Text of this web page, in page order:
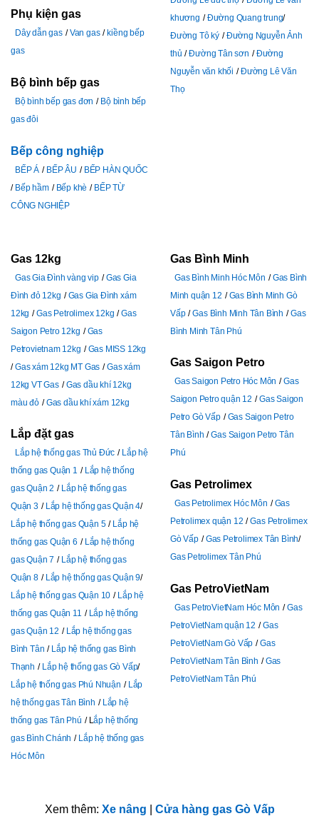
Phụ kiện gas
Dây dẫn gas Van gas
kiềng bếp
gas
Bộ bình bếp gas
Bộ bình bếp gas đơn
Bộ bình bếp
gas đôi
Bếp công nghiệp
BẾP Á BẾP ÂU
BẾP HÀN QUỐC
Bếp hầm
Bếp khè
BẾP TỪ
CÔNG NGHIỆP
khương
Đường Quang trung
Đường Tô ký
Đường Nguyễn Ảnh
thủ
Đường Tân sơn
Đường
Nguyễn văn khối
Đường Lê Văn
Thọ
Gas 12kg
Gas Gia Đình vàng vip
Gas Gia
Đình đỏ 12kg
Gas Gia Đình xám
12kg
Gas Petrolimex 12kg
Gas
Saigon Petro 12kg
Gas
Petrovietnam 12kg
Gas MISS 12kg
Gas xám 12kg MT Gas
Gas xám
12kg VT Gas
Gas dầu khí 12kg
màu đỏ
Gas dầu khí xám 12kg
Lắp đặt gas
Lắp hệ thống gas Thủ Đức
Lắp hệ
thống gas Quận 1
Lắp hệ thống
gas Quận 2
Lắp hệ thống gas
Quận 3
Lắp hệ thống gas Quận 4
Lắp hệ thống gas Quận 5
Lắp hệ
thống gas Quận 6
Lắp hệ thống
gas Quận 7
Lắp hệ thống gas
Quận 8
Lắp hệ thống gas Quận 9
Lắp hệ thống gas Quận 10
Lắp hệ
thống gas Quận 11
Lắp hệ thống
gas Quận 12
Lắp hệ thống gas
Bình Tân
Lắp hệ thống gas Bình
Thạnh
Lắp hệ thống gas Gò Vấp
Lắp hệ thống gas Phú Nhuận
Lắp
hệ thống gas Tân Bình
Lắp hệ
thống gas Tân Phú
Lắp hệ thống
gas Bình Chánh
Lắp hệ thống gas
Hóc Môn
Gas Bình Minh
Gas Bình Minh Hóc Môn
Gas Bình
Minh quận 12
Gas Bình Minh Gò
Vấp
Gas Bình Minh Tân Bình
Gas
Bình Minh Tân Phú
Gas Saigon Petro
Gas Saigon Petro Hóc Môn
Gas
Saigon Petro quận 12
Gas Saigon
Petro Gò Vấp
Gas Saigon Petro
Tân Bình
Gas Saigon Petro Tân
Phú
Gas Petrolimex
Gas Petrolimex Hóc Môn
Gas
Petrolimex quận 12
Gas Petrolimex
Gò Vấp
Gas Petrolimex Tân Bình
Gas Petrolimex Tân Phú
Gas PetroVietNam
Gas PetroVietNam Hóc Môn
Gas
PetroVietNam quận 12
Gas
PetroVietNam Gò Vấp
Gas
PetroVietNam Tân Bình
Gas
PetroVietNam Tân Phú
Xem thêm: Xe nâng Cửa hàng gas Gò Vấp